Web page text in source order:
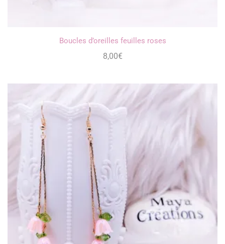
Boucles d’oreilles feuilles roses
8,00€